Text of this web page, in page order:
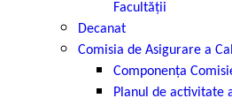
Facultății
Decanat
Comisia de Asigurare a
Componența
Planul de activitate